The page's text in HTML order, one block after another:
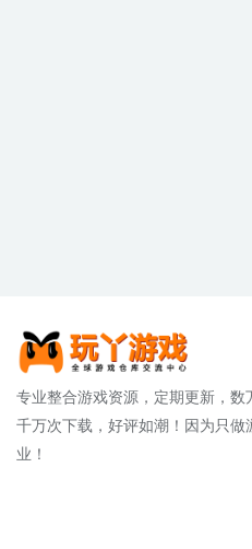
专业整合游戏资源，定期更新，数
千万次下载，好评如潮！因为只做
业！